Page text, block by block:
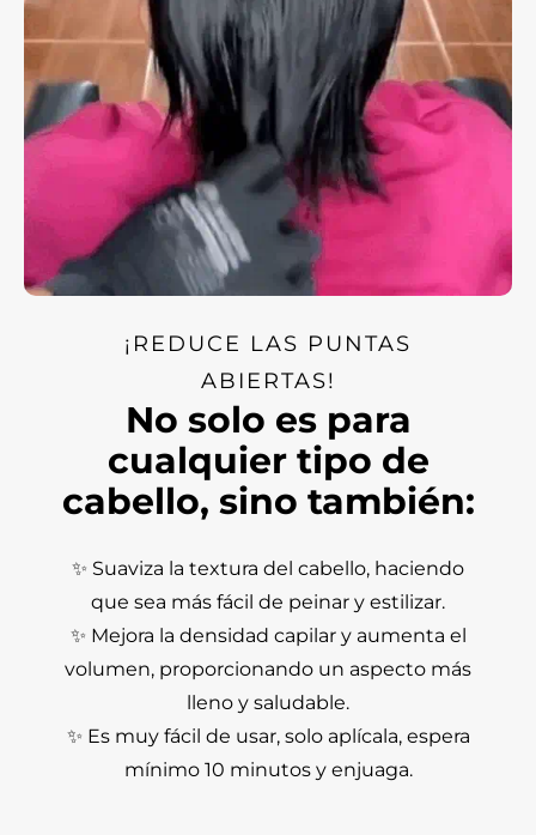
¡REDUCE LAS PUNTAS
ABIERTAS!
No solo es para
cualquier tipo de
cabello, sino también:
✨ Suaviza la textura del cabello, haciendo
que sea más fácil de peinar y estilizar.
✨ Mejora la densidad capilar y aumenta el
volumen, proporcionando un aspecto más
lleno y saludable.
✨ Es muy fácil de usar, solo aplícala, espera
mínimo 10 minutos y enjuaga.